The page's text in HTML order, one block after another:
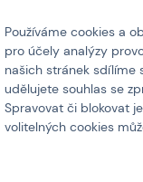
P2126
Kód:
Používáme cookies a
pro účely analýzy
našich stránek sdílíme
udělujete souhlas se
Spravovat či blokovat
volitelných cookies